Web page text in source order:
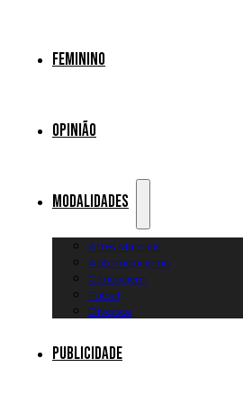
Feminino
Opinião
Modalidades
Artes Marciais
Automobilismo
Canoagem
Futsal
Diversos
Publicidade